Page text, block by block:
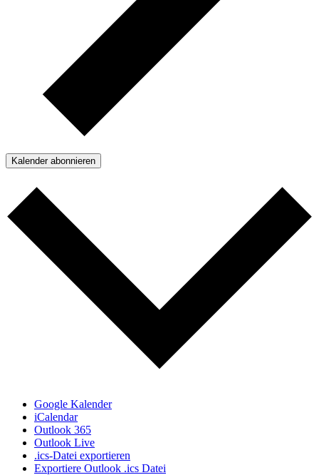
Kalender abonnieren
Google Kalender
iCalendar
Outlook 365
Outlook Live
.ics-Datei exportieren
Exportiere Outlook .ics Datei